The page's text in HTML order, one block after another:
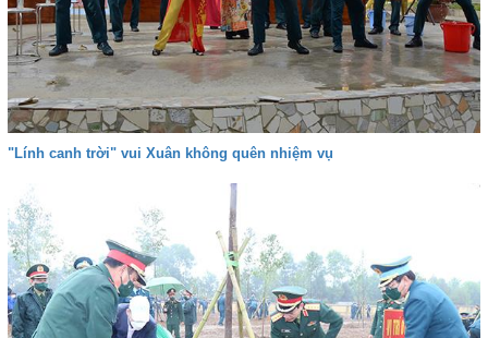
"Lính canh trời" vui Xuân không quên nhiệm vụ